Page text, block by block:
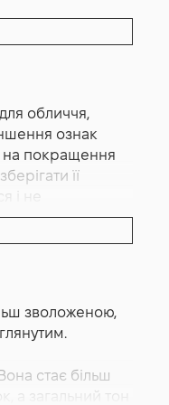
обличчя,
ознак
на покращення
її
і не
і
зволоженою,
стає більш
а загальний тон